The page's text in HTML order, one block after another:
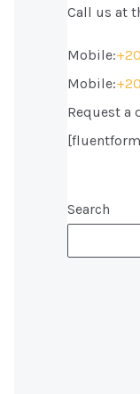
Call us at
Mobile:
Mobile:
Request a
Search